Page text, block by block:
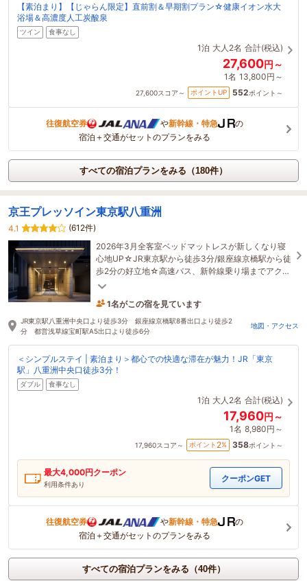
【素泊まり】【じゃらん限定】直前割＆早期割プラン☆健康イオン水大
浴場＆高濃度人工炭酸泉
ツイン 食事なし
1泊 大人2名 合計(税込)
27,600円～
1名 13,800円～
27,600スコア～ ポイントUP 552ポイント～
往復航空券 や新幹線・特急
の
宿泊＋交通がセットのプランをみる
すべての宿泊プランをみる（180件）
京王プレッソイン東京駅八重洲
4.1
(612件)
2026年3月全客室ベッドマットレスが新しくなり寝
心地UP☆JR東京駅から徒歩3分/銀座線京橋駅から徒
歩2分の好立地☆高速バス、新幹線乗り場までアクセ
ス◎☆チェックイン前、アウト後の荷物お預かりも
1時間前に予約されました
JR東京駅八重洲中央口より徒歩3分 銀座線京橋駅8番出口より徒歩2
分 都営浅草線宝町駅A5出口より徒歩6分
地図・アクセス
＜シンプルステイ | 素泊まり＞都心での快適な滞在が魅力！JR「東京
駅」八重洲中央口徒歩3分！
ダブル 食事なし
1泊 大人2名 合計(税込)
17,960円～
1名 8,980円～
17,960スコア～ ポイント 2% 358ポイント～
最大4,000円クーポン
利用条件あり
クーポンGET
往復航空券 や新幹線・特急
の
宿泊＋交通がセットのプランをみる
すべての宿泊プランをみる（40件）